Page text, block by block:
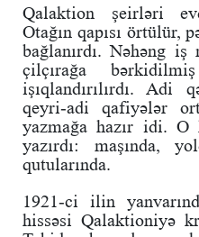
Qalaktion şeirləri
Otağın qapısı örtülür,
bağlanırdı. Nəhəng iş
çilçırağa
işıqlandırılırdı. Adi
qeyri-adi qafiyələr
yazmağa hazır idi.
yazırdı: maşında,
qutularında.
1921-ci ilin
hissəsi Qalaktioniyə